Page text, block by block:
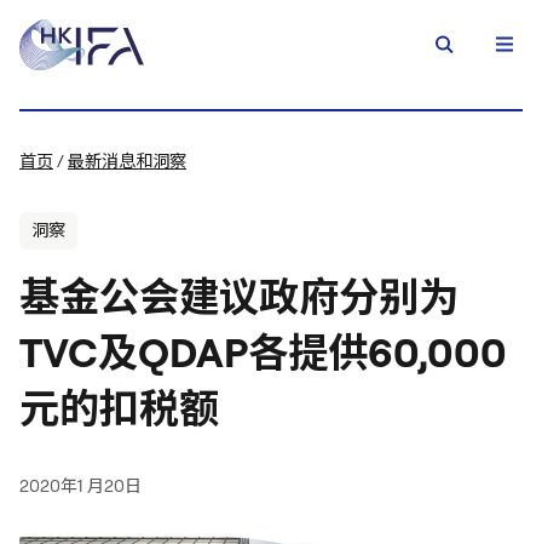
首页/最新消息和洞察
洞察
基金公会建议政府分别为
TVC及QDAP各提供60,000
元的扣税额
2020年1 月20日